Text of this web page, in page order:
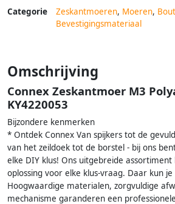
Categorie Zeskantmoeren, Moeren,
Bevestigingsmateriaal
Omschrijving
Connex Zeskantmoer M3
KY4220053
Bijzondere kenmerken
* Ontdek Connex Van spijkers tot de
van het zeildoek tot de borstel - bij ons
elke DIY klus! Ons uitgebreide
oplossing voor elke klus-vraag. Daar kun
Hoogwaardige materialen, zorgvuldige
mechanisme garanderen een